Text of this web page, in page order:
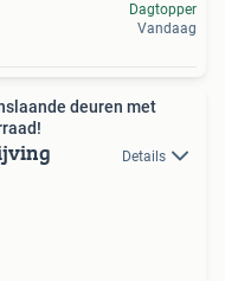
Dagtopper
Vandaag
deuren met
Details